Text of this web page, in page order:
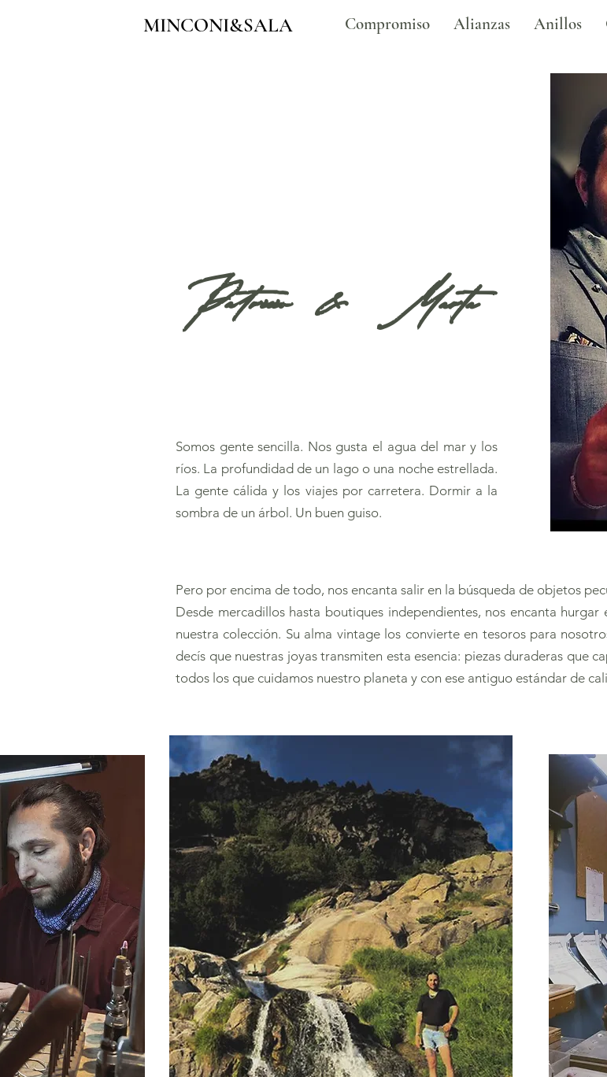
MINCONI&SALA Compromiso Alianzas Anillos
Patricio & Marta
Somos gente sencilla. Nos gusta el agua del mar y los
ríos. La profundidad de un lago o una noche estrellada.
La gente cálida y los viajes por carretera. Dormir a la
sombra de un árbol. Un buen guiso.
Pero por encima de todo, nos encanta salir en la búsqueda de objetos
Desde mercadillos hasta boutiques independientes, nos encanta
nuestra colección. Su alma vintage los convierte en tesoros para
decís que nuestras joyas transmiten esta esencia: piezas duraderas que
todos los que cuidamos nuestro planeta y con ese antiguo estándar de